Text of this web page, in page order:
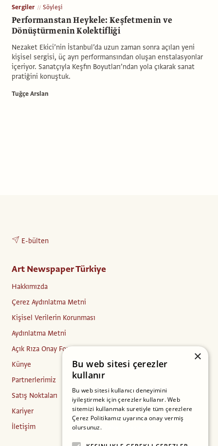
Sergiler Söyleşi
Performanstan Heykele: Keşfetmenin ve
Dönüştürmenin Kolektifliği
Nezaket Ekici’nin İstanbul’da uzun zaman sonra açılan yeni
kişisel sergisi, üç ayrı performansından oluşan enstalasyonlar
içeriyor. Sanatçıyla Keşfin Boyutları’ndan yola çıkarak sanat
pratiğini konuştuk.
Tuğçe Arslan
E-bülten
Art Newspaper Türkiye
Hakkımızda
Çerez Aydınlatma Metni
Kişisel Verilerin Korunması
Aydınlatma Metni
Açık Rıza Onay Formu
Künye
Partnerlerimiz
Satış Noktaları
Kariyer
İletişim
×
Bu web sitesi çerezler
kullanır
Bu web sitesi kullanıcı deneyimini
iyileştirmek için çerezler kullanır. Web
sitemizi kullanmak suretiyle tüm çerezlere
Çerez Politikamız uyarınca onay vermiş
olursunuz.